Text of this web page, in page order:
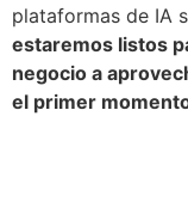
plataformas de IA
estaremos listos
negocio a
el primer